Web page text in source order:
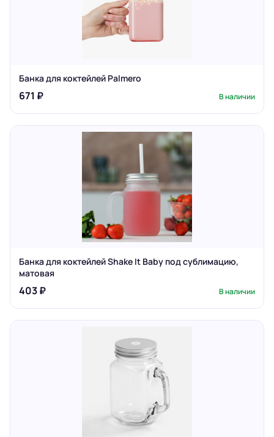
Банка для коктейлей Palmero
671 ₽ В наличии
Банка для коктейлей Shake It Baby под сублимацию,
матовая
403 ₽ В наличии